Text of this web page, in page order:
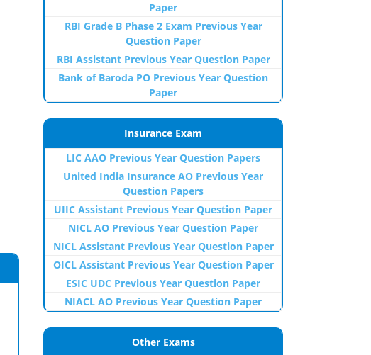
Paper
RBI Grade B Phase 2 Exam Previous Year
Question Paper
RBI Assistant Previous Year Question Paper
Bank of Baroda PO Previous Year Question
Paper
Insurance Exam
LIC AAO Previous Year Question Papers
United India Insurance AO Previous Year
Question Papers
UIIC Assistant Previous Year Question Paper
NICL AO Previous Year Question Paper
NICL Assistant Previous Year Question Paper
OICL Assistant Previous Year Question Paper
ESIC UDC Previous Year Question Paper
NIACL AO Previous Year Question Paper
Other Exams